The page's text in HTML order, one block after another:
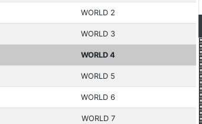
WORLD 2
WORLD 3
WORLD 4
WORLD 5
WORLD 6
WORLD 7